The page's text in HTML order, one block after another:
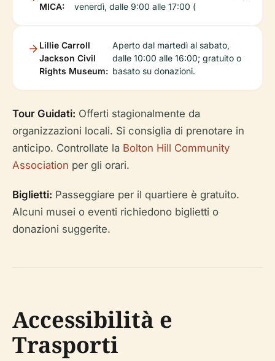
MICA:
venerdì, dalle 9:00 alle 17:00 (
Lillie Carroll
Jackson Civil
Rights Museum:
Aperto dal martedì al sabato,
dalle 10:00 alle 16:00; gratuito o
basato su donazioni.
Tour Guidati: Offerti stagionalmente da
organizzazioni locali. Si consiglia di prenotare in
anticipo. Controllate la Bolton Hill Community
Association per gli orari.
Biglietti: Passeggiare per il quartiere è gratuito.
Alcuni musei o eventi richiedono biglietti o
donazioni suggerite.
Accessibilità e
Trasporti